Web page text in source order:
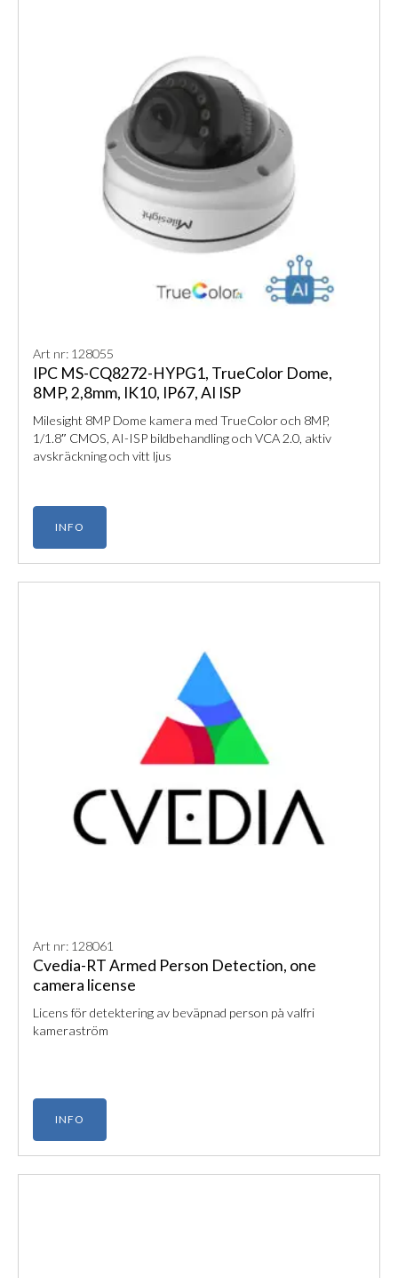
Art nr: 128055
IPC MS-CQ8272-HYPG1, TrueColor Dome,
8MP, 2,8mm, IK10, IP67, AI ISP
Milesight 8MP Dome kamera med TrueColor och 8MP,
1/1.8″ CMOS, AI-ISP bildbehandling och VCA 2.0, aktiv
avskräckning och vitt ljus
INFO
Art nr: 128061
Cvedia-RT Armed Person Detection, one
camera license
Licens för detektering av beväpnad person på valfri
kameraström
INFO